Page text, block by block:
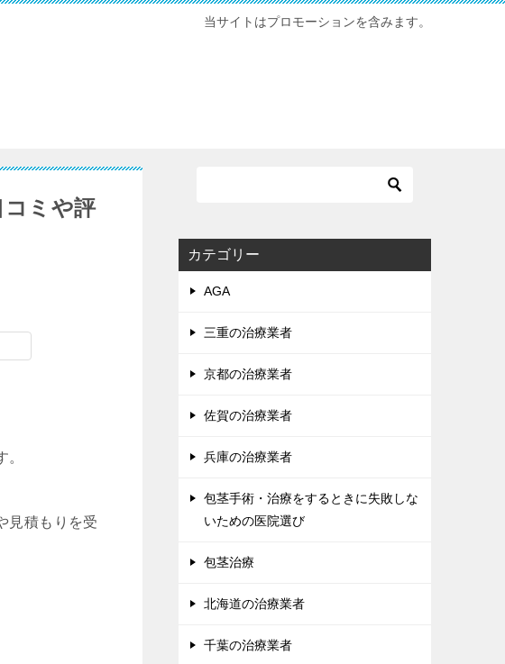
当サイトはプロモーションを含みます。
コミや評
見積もりを受
カテゴリー
AGA
三重の治療業者
京都の治療業者
佐賀の治療業者
兵庫の治療業者
包茎手術・治療をするときに失敗しな
いための医院選び
包茎治療
北海道の治療業者
千葉の治療業者